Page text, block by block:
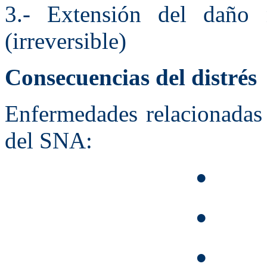
3.- Extensión del daño
(irreversible)
Consecuencias del distrés
Enfermedades
del SNA:
•
•
•